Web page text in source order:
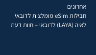
אחרונים
חבילות eSim מומלצות לדובאי
לאיה (LAYA) לדובאי – חוות דעת